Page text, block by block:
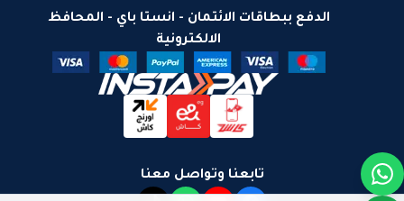
تابعنا وتواصل معنا
الدفع ببطاقات الائتمان - انستا باي - المحافظ
الالكترونية